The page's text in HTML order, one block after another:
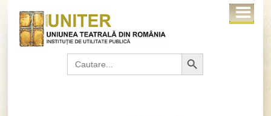
Search
for:
Search Button